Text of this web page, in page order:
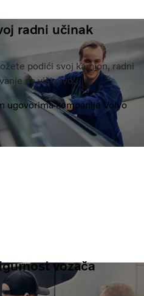
radni učinak
podići svoj kamion, radni
na viši nivo.
ugovorima kompanije Volvo
vozača